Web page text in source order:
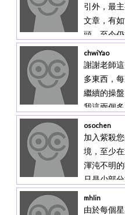
引外，最
文章，有
頭，至今
前輩都只
利就不出
賺，帳上
非長久之
院。另外
非常感謝。
chwiYao
謝謝老師
多東西，
繼續的操
我這兩個
多包涵我
osochen
加入紫殺
境，至少
渾沌不明
只是少部
手癢，但
所提供的
mhlin
由於每個